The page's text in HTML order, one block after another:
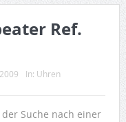
Ref.
In: Uhren
Suche nach einer